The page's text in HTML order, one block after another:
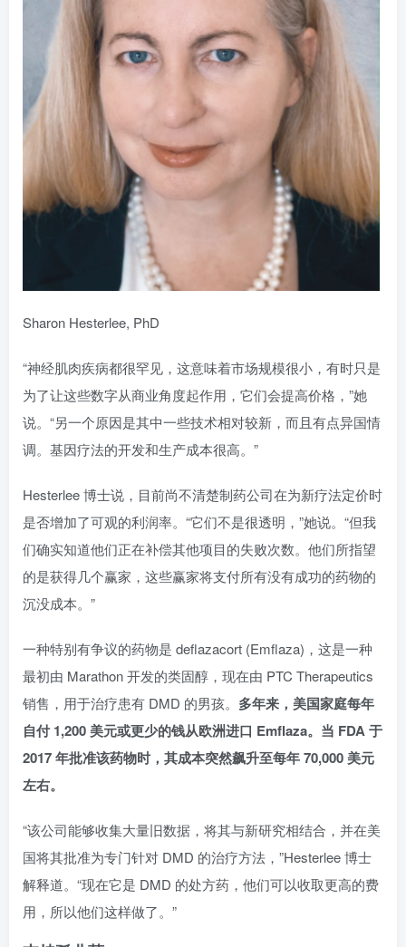
Sharon Hesterlee, PhD
“神经肌肉疾病都很罕见，这意味着市场规模很小，有时只是
为了让这些数字从商业角度起作用，它们会提高价格，”她
说。“另一个原因是其中一些技术相对较新，而且有点异国情
调。基因疗法的开发和生产成本很高。”
Hesterlee 博士说，目前尚不清楚制药公司在为新疗法定价时
是否增加了可观的利润率。“它们不是很透明，”她说。“但我
们确实知道他们正在补偿其他项目的失败次数。他们所指望
的是获得几个赢家，这些赢家将支付所有没有成功的药物的
沉没成本。”
一种特别有争​​议的药物是 deflazacort (Emflaza)，这是一种
最初由 Marathon 开发的类固醇，现在由 PTC Therapeutics
销售，用于治疗患有 DMD 的男孩。 多年来，美国家庭每年
自付 1,200 美元或更少的钱从欧洲进口 Emflaza。当 FDA 于
2017 年批准该药物时，其成本突然飙升至每年 70,000 美元
左右。
“该公司能够收集大量旧数据，将其与新研究相结合，并在美
国将其批准为专门针对 DMD 的治疗方法，”Hesterlee 博士
解释道。“现在它是 DMD 的处方药，他们可以收取更高的费
用，所以他们这样做了。”